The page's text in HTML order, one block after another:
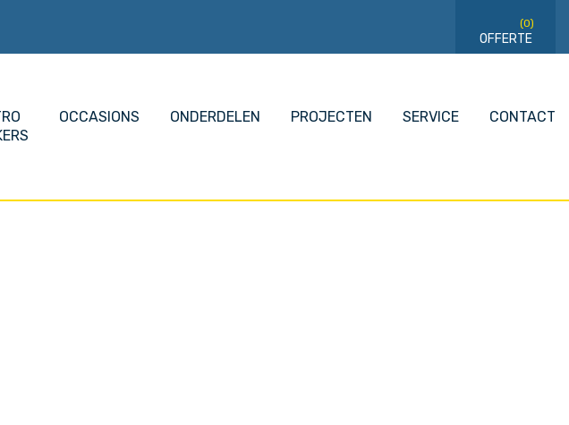
(0)
OCCASIONS ONDERDELEN PROJECTEN SERVICE CONTACT